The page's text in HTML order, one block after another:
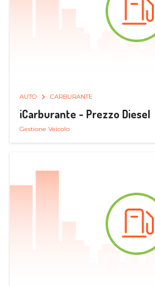
AUTO CARBURANTE
iCarburante - Prezzo Diesel
Gestione Veicolo